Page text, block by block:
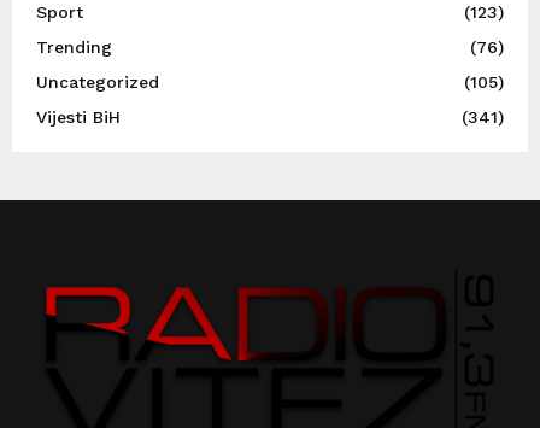
Sport
(123)
Trending
(76)
Uncategorized
(105)
Vijesti BiH
(341)